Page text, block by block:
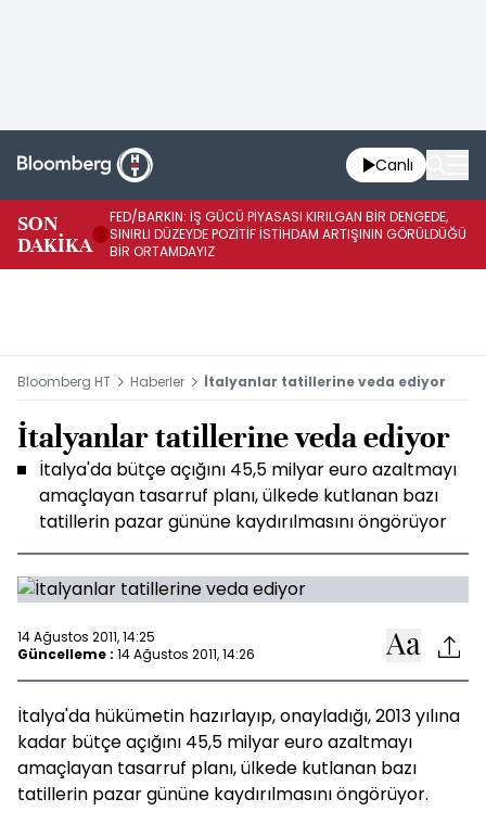
Canlı
SON
DAKİKA
FED/BARKIN: İŞ GÜCÜ PİYASASI KIRILGAN BİR DENGEDE,
SINIRLI DÜZEYDE POZİTİF İSTİHDAM ARTIŞININ GÖRÜLDÜĞÜ
BİR ORTAMDAYIZ
Bloomberg HT Haberler İtalyanlar tatillerine veda ediyor
İtalyanlar tatillerine veda ediyor
İtalya'da bütçe açığını 45,5 milyar euro azaltmayı
amaçlayan tasarruf planı, ülkede kutlanan bazı
tatillerin pazar gününe kaydırılmasını öngörüyor
14 Ağustos 2011, 14:25
Güncelleme : 14 Ağustos 2011, 14:26
İtalya'da hükümetin hazırlayıp, onayladığı, 2013 yılına
kadar bütçe açığını 45,5 milyar euro azaltmayı
amaçlayan tasarruf planı, ülkede kutlanan bazı
tatillerin pazar gününe kaydırılmasını öngörüyor.